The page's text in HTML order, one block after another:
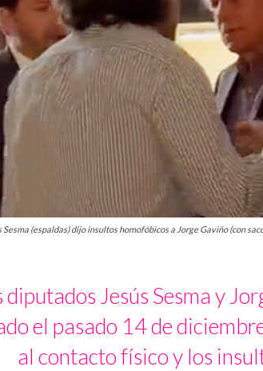
Sesma (espaldas) dijo insultos homofóbicos a Jorge Gaviño (con
diputados Jesús Sesma y
el pasado 14 de
al contacto físico y los